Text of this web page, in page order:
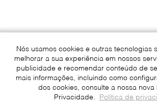
Nós usamos cookies e outras tecnologias
melhorar a sua experiência em nossos
publicidade e recomendar conteúdo de
mais informações, incluindo como
dos cookies, consulte a nossa nova
Privacidade.
Política de